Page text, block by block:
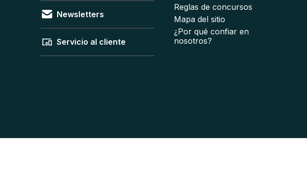
Newsletters
Servicio al cliente
Reglas de concursos
Mapa del sitio
¿Por qué confiar en
nosotros?